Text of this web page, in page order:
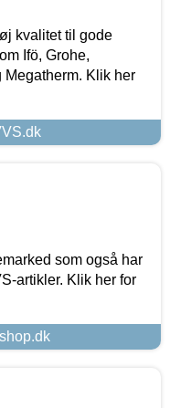
kvalitet til gode
Ifö, Grohe,
Megatherm. Klik her
som også har
artikler. Klik her for